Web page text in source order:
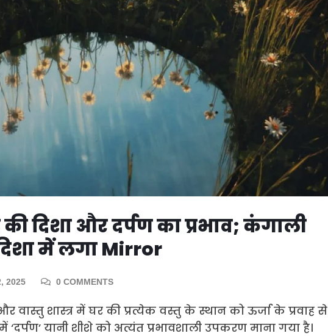
दिशा और दर्पण का प्रभाव; कंगाली
में लगा Mirror
2025 0 COMMENTS
वास्तु शास्त्र में घर की प्रत्येक वस्तु के स्थान को ऊर्जा के प्रवाह से
यानी शीशे को अत्यंत प्रभावशाली उपकरण माना गया है।